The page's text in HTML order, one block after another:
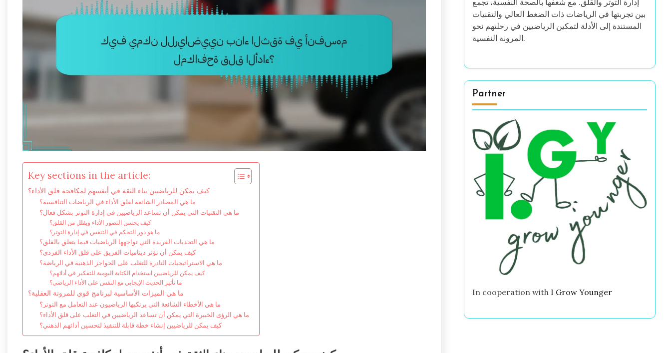
Key sections in the article:
كيف يمكن للرياضيين بناء الثقة في أنفسهم لمكافحة قلق الأداء؟
ما هي المصادر الشائعة لقلق الأداء في الرياضات التنافسية؟
ما هي التقنيات التي يمكن أن تساعد الرياضيين في إدارة التوتر بشكل فعال؟
كيف يحسن التصور الأداء ويقلل من القلق؟
ما هو دور التحكم في التنفس في إدارة التوتر؟
ما هي التحديات الفريدة التي تواجهها الرياضيات فيما يتعلق بالقلق؟
كيف يمكن أن تؤثر ديناميات الفريق على قلق الأداء الفردي؟
ما هي الاستراتيجيات النادرة للتغلب على الحواجز الذهنية في الرياضة؟
كيف يمكن للرياضيين استخدام الكتابة اليومية للتفكير في أدائهم؟
ما تأثير الحديث الإيجابي مع النفس على الأداء الرياضي؟
ما هي الميزات الأساسية لبرنامج قوي للمرونة العقلية؟
ما هي الأخطاء الشائعة التي يرتكبها الرياضيون عند التعامل مع التوتر؟
ما هي الرؤى الخبيرة التي يمكن أن تساعد الرياضيين في التغلب على قلق الأداء؟
كيف يمكن للرياضيين إنشاء خطة قابلة للتنفيذ لتحسين أدائهم الذهني؟
إدارة التوتر والقلق. مع شغفها بالصحة النفسية، تجمع
بين تجربتها في الرياضات ذات الضغط العالي والتقنيات
المستندة إلى الأدلة لتمكين الرياضيين في رحلتهم نحو
المرونة النفسية.
Partner
In cooperation with I Grow Younger